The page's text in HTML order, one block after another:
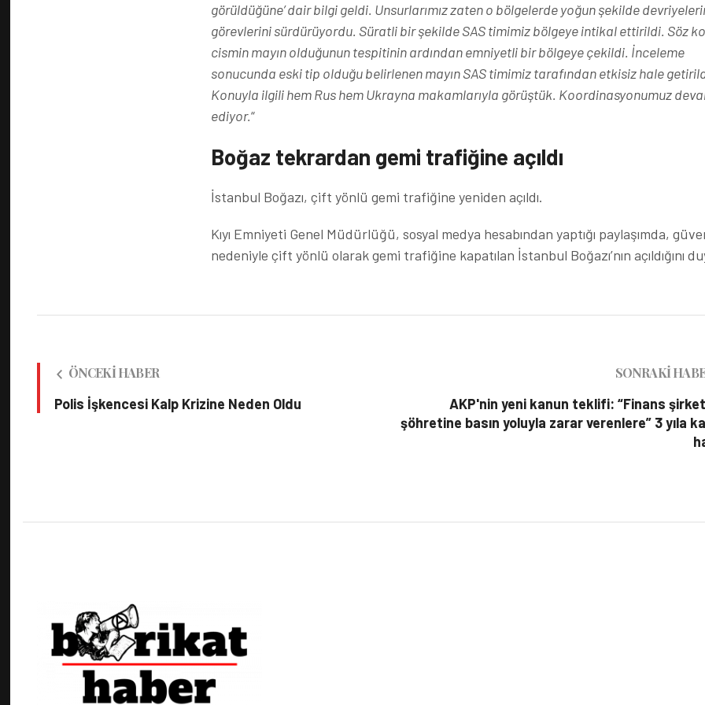
görüldüğüne’ dair bilgi geldi. Unsurlarımız zaten o bölgelerde yoğun şekilde
görevlerini sürdürüyordu. Süratli bir şekilde SAS timimiz bölgeye intikal ettirildi. Söz
cismin mayın olduğunun tespitinin ardından emniyetli bir bölgeye çekildi. İnceleme
sonucunda eski tip olduğu belirlenen mayın SAS timimiz tarafından etkisiz hale
Konuyla ilgili hem Rus hem Ukrayna makamlarıyla görüştük. Koordinasyonumuz
ediyor.“
Boğaz tekrardan gemi trafiğine açıldı
İstanbul Boğazı, çift yönlü gemi trafiğine yeniden açıldı.
Kıyı Emniyeti Genel Müdürlüğü, sosyal medya hesabından yaptığı paylaşımda,
nedeniyle çift yönlü olarak gemi trafiğine kapatılan İstanbul Boğazı’nın açıldığını
ÖNCEKI HABER
Polis İşkencesi Kalp Krizine Neden Oldu
SONRAKI
AKP'nin yeni kanun teklifi: “Finans
şöhretine basın yoluyla zarar verenlere” 3 yıla